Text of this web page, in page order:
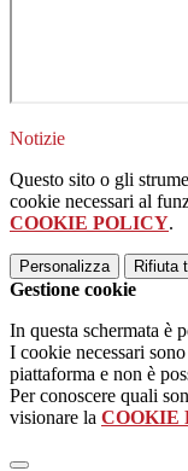
Notizie
Questo sito o gli
cookie necessari al
COOKIE POLICY.
Personalizza Rifiuta
Gestione cookie
In questa schermata è
I cookie necessari
piattaforma e non è
Per conoscere quali
visionare la COOKIE